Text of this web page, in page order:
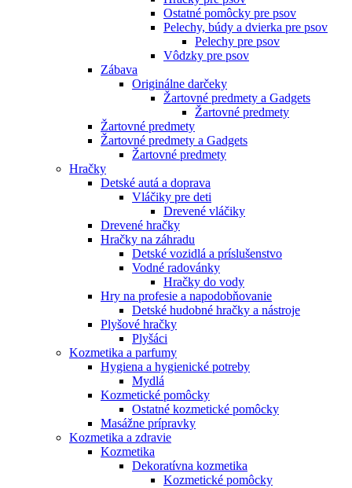
Ostatné pomôcky pre psov
Pelechy, búdy a dvierka pre psov
Pelechy pre psov
Vôdzky pre psov
Zábava
Originálne darčeky
Žartovné predmety a Gadgets
Žartovné predmety
Žartovné predmety
Žartovné predmety a Gadgets
Žartovné predmety
Hračky
Detské autá a doprava
Vláčiky pre deti
Drevené vláčiky
Drevené hračky
Hračky na záhradu
Detské vozidlá a príslušenstvo
Vodné radovánky
Hračky do vody
Hry na profesie a napodobňovanie
Detské hudobné hračky a nástroje
Plyšové hračky
Plyšáci
Kozmetika a parfumy
Hygiena a hygienické potreby
Mydlá
Kozmetické pomôcky
Ostatné kozmetické pomôcky
Masážne prípravky
Kozmetika a zdravie
Kozmetika
Dekoratívna kozmetika
Kozmetické pomôcky